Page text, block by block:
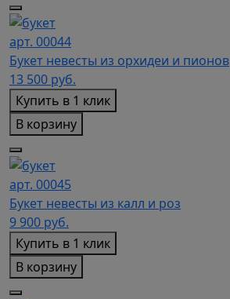
арт. 00044
Букет невесты из орхидеи и пионов
13 500 руб.
Купить в 1 клик
В корзину
арт. 00045
Букет невесты из калл и роз
9 900 руб.
Купить в 1 клик
В корзину